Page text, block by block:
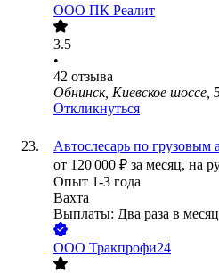
ООО ПК Реалит
3.5
•
42 отзыва
Обнинск, Киевское шоссе,
Откликнуться
Автослесарь по грузовым
от 120 000 ₽ за месяц, на
Опыт 1-3 года
Вахта
Выплаты: Два раза в месяц
ООО Тракпрофи24